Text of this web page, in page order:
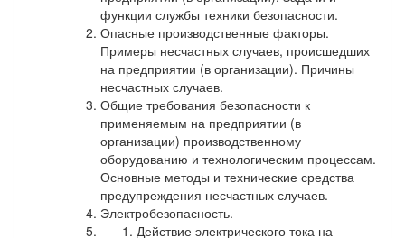
функции службы техники безопасности.
Опасные производственные факторы.
Примеры несчастных случаев, происшедших
на предприятии (в организации). Причины
несчастных случаев.
Общие требования безопасности к
применяемым на предприятии (в
организации) производственному
оборудованию и технологическим процессам.
Основные методы и технические средства
предупреждения несчастных случаев.
Электробезопасность.
Действие электрического тока на